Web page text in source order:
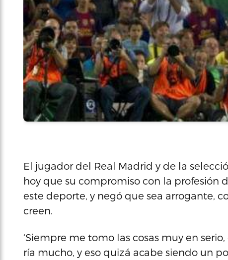
El jugador del Real Madrid y de la
hoy que su compromiso con la profesión
este deporte, y negó que sea arrogante,
creen.
‘Siempre me tomo las cosas muy en
ría mucho, y eso quizá acabe siendo un